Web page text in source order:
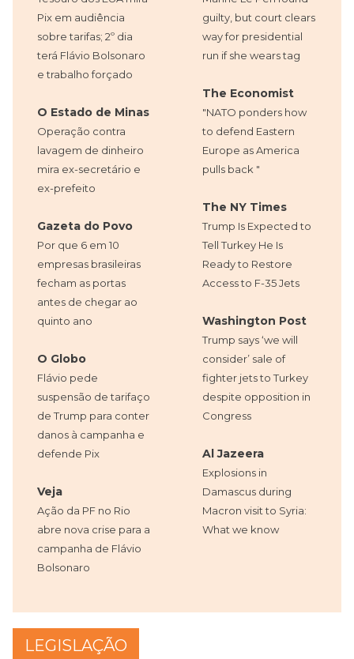
Pix em audiência
sobre tarifas; 2º dia
terá Flávio Bolsonaro
e trabalho forçado
O Estado de Minas
Operação contra
lavagem de dinheiro
mira ex-secretário e
ex-prefeito
Gazeta do Povo
Por que 6 em 10
empresas brasileiras
fecham as portas
antes de chegar ao
quinto ano
O Globo
Flávio pede
suspensão de tarifaço
de Trump para conter
danos à campanha e
defende Pix
Veja
Ação da PF no Rio
abre nova crise para a
campanha de Flávio
Bolsonaro
guilty, but court clears
way for presidential
run if she wears tag
The Economist
"NATO ponders how
to defend Eastern
Europe as America
pulls back "
The NY Times
Trump Is Expected to
Tell Turkey He Is
Ready to Restore
Access to F-35 Jets
Washington Post
Trump says ‘we will
consider’ sale of
fighter jets to Turkey
despite opposition in
Congress
Al Jazeera
Explosions in
Damascus during
Macron visit to Syria:
What we know
LEGISLAÇÃO